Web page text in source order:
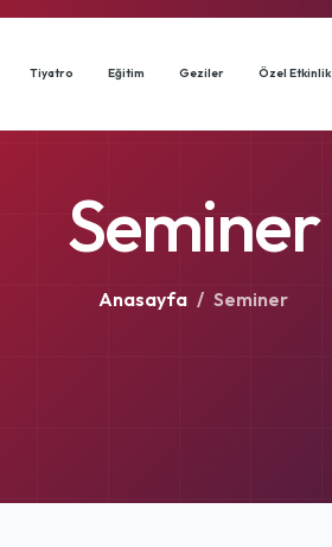
Tiyatro Eğitim Geziler Özel Etkinlik
Seminer
Anasayfa / Seminer